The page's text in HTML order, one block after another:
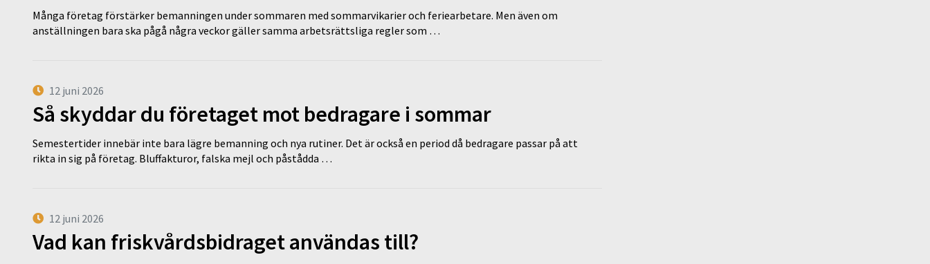
Många företag förstärker bemanningen under sommaren med sommarvikarier och feriearbetare. Men även om
anställningen bara ska pågå några veckor gäller samma arbetsrättsliga regler som …
12 juni 2026
Så skyddar du företaget mot bedragare i sommar
Semestertider innebär inte bara lägre bemanning och nya rutiner. Det är också en period då bedragare passar på att
rikta in sig på företag. Bluffakturor, falska mejl och påstådda …
12 juni 2026
Vad kan friskvårdsbidraget användas till?